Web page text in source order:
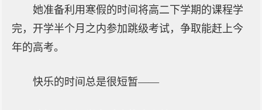
她准备利用寒假的时间将高二下学期的课程学
完，开学半个月之内参加跳级考试，争取能赶上今
年的高考。
快乐的时间总是很短暂——